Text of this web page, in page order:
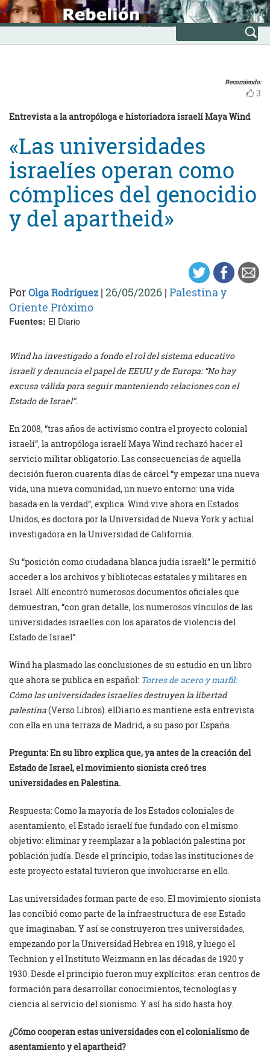
Skip
to
content
INICIO
Avanzada
Recomiendo:
3
Entrevista a la antropóloga e historiadora israelí Maya Wind
«Las universidades
israelíes operan como
cómplices del genocidio
y del apartheid»
PorOlga Rodríguez| 26/05/2026 | Palestina y
Oriente Próximo
Fuentes: El Diario
Wind ha investigado a fondo el rol del sistema educativo
israelí y denuncia el papel de EEUU y de Europa: “No hay
excusa válida para seguir manteniendo relaciones con el
Estado de Israel”.
En 2008, “tras años de activismo contra el proyecto colonial
israelí”, la antropóloga israelí Maya Wind rechazó hacer el
servicio militar obligatorio. Las consecuencias de aquella
decisión fueron cuarenta días de cárcel “y empezar una nueva
vida, una nueva comunidad, un nuevo entorno: una vida
basada en la verdad”, explica. Wind vive ahora en Estados
Unidos, es doctora por la Universidad de Nueva York y actual
investigadora en la Universidad de California.
Su “posición como ciudadana blanca judía israelí” le permitió
acceder a los archivos y bibliotecas estatales y militares en
Israel. Allí encontró numerosos documentos oficiales que
demuestran, “con gran detalle, los numerosos vínculos de las
universidades israelíes con los aparatos de violencia del
Estado de Israel”.
Wind ha plasmado las conclusiones de su estudio en un libro
que ahora se publica en español: Torres de acero y marfil:
Cómo las universidades israelíes destruyen la libertad
palestina(Verso Libros). elDiario.es mantiene esta entrevista
con ella en una terraza de Madrid, a su paso por España.
Pregunta: En su libro explica que, ya antes de la creación del
Estado de Israel, el movimiento sionista creó tres
universidades en Palestina.
Respuesta: Como la mayoría de los Estados coloniales de
asentamiento, el Estado israelí fue fundado con el mismo
objetivo: eliminar y reemplazar a la población palestina por
población judía. Desde el principio, todas las instituciones de
este proyecto estatal tuvieron que involucrarse en ello.
Las universidades forman parte de eso. El movimiento sionista
las concibió como parte de la infraestructura de ese Estado
que imaginaban. Y así se construyeron tres universidades,
empezando por la Universidad Hebrea en 1918, y luego el
Technion y el Instituto Weizmann en las décadas de 1920 y
1930. Desde el principio fueron muy explícitos: eran centros de
formación para desarrollar conocimientos, tecnologías y
ciencia al servicio del sionismo. Y así ha sido hasta hoy.
¿Cómo cooperan estas universidades con el colonialismo de
asentamiento y el apartheid?